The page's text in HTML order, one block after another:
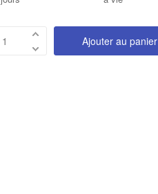
Ajouter au panier